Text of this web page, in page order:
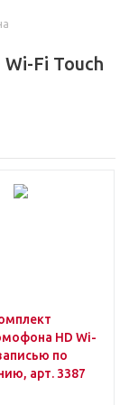
Fi Touch
HD Wi-
по
арт. 3387